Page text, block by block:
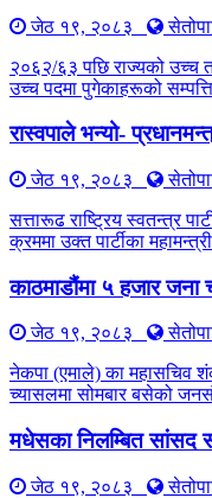
जेठ १९, २०८३
२०६२/६३ पछि राज्यको उच्च
उच्च पदमा पुगेकाहरूको
रास्वपाले भन्यो-
जेठ १९, २०८३
सत्तारूढ राष्ट्रिय स्वतन्त्र
क्रममा उक्त पार्टीका
काठमाडौंमा ५ हजार
जेठ १९, २०८३
नेकपा (एमाले) का महासचिव
च्यासलमा सोमबार बसेको
मधेसका निलम्बित सांसद
जेठ १९, २०८३